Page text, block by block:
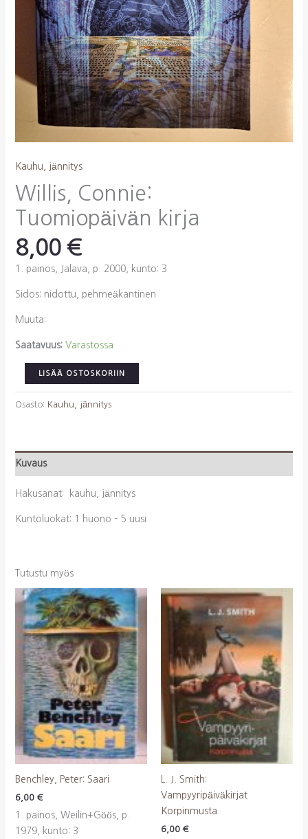
Kauhu, jännitys
Willis, Connie:
Tuomiopäivän kirja
8,00 €
1. painos, Jalava, p. 2000, kunto: 3
Sidos: nidottu, pehmeäkantinen
Muuta:
Saatavuus: Varastossa
Connie:
Tuomiopäivän
LISÄÄ OSTOSKORIIN
Osasto: Kauhu, jännitys
Kuvaus
Hakusanat: kauhu, jännitys
Kuntoluokat: 1 huono – 5 uusi
Tutustu myös
Benchley, Peter: Saari
6,00 €
1. painos, Weilin+Göös, p.
1979, kunto: 3
L. J. Smith:
Vampyyripäiväkirjat
Korpinmusta
6,00 €